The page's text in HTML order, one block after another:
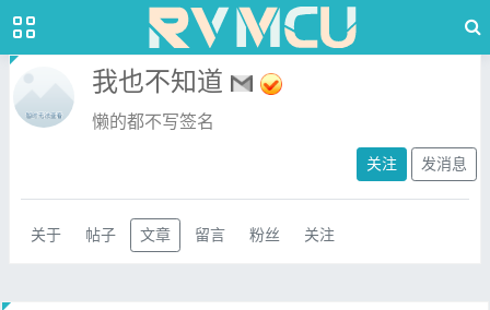
我也不知道
懒的都不写签名
关注 发消息
关于 帖子 文章 留言 粉丝 关注